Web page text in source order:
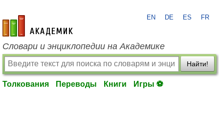
academic.ru
EN DE ES FR
Словари и энциклопедии на Академике
Найти!
Толкования Переводы Книги Игры ⚽